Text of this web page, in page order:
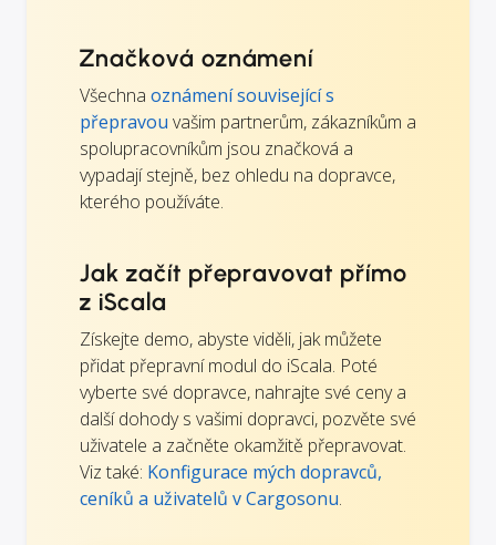
Značková oznámení
Všechna oznámení související s
přepravou vašim partnerům, zákazníkům a
spolupracovníkům jsou značková a
vypadají stejně, bez ohledu na dopravce,
kterého používáte.
Jak začít přepravovat přímo
z iScala
Získejte demo, abyste viděli, jak můžete
přidat přepravní modul do iScala. Poté
vyberte své dopravce, nahrajte své ceny a
další dohody s vašimi dopravci, pozvěte své
uživatele a začněte okamžitě přepravovat.
Viz také: Konfigurace mých dopravců,
ceníků a uživatelů v Cargosonu.